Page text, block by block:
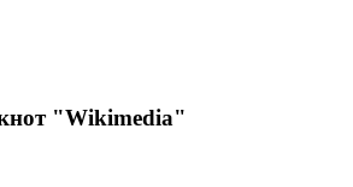
"Wikimedia"